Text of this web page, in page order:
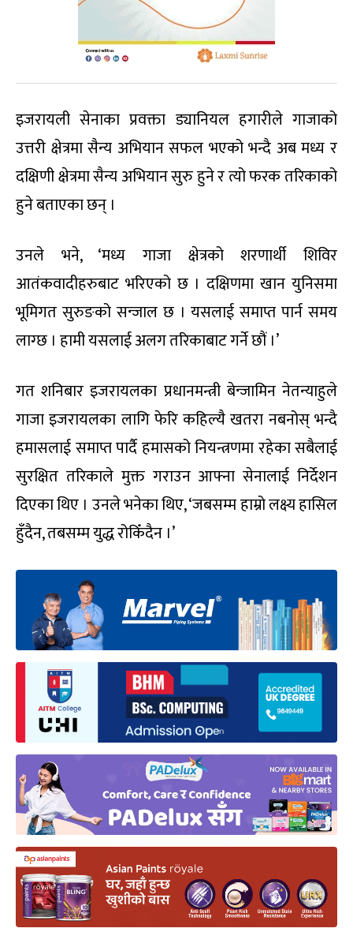
इजरायली सेनाका प्रवक्ता ड्यानियल हगारीले गाजाको
उत्तरी क्षेत्रमा सैन्य अभियान सफल भएको भन्दै अब मध्य र
दक्षिणी क्षेत्रमा सैन्य अभियान सुरु हुने र त्यो फरक तरिकाको
हुने बताएका छन् ।
उनले भने, ‘मध्य गाजा क्षेत्रको शरणार्थी शिविर
आतंकवादीहरुबाट भरिएको छ । दक्षिणमा खान युनिसमा
भूमिगत सुरुङको सन्जाल छ । यसलाई समाप्त पार्न समय
लाग्छ । हामी यसलाई अलग तरिकाबाट गर्ने छौं ।’
गत शनिबार इजरायलका प्रधानमन्त्री बेन्जामिन नेतन्याहुले
गाजा इजरायलका लागि फेरि कहिल्यै खतरा नबनोस् भन्दै
हमासलाई समाप्त पार्दै हमासको नियन्त्रणमा रहेका सबैलाई
सुरक्षित तरिकाले मुक्त गराउन आफ्ना सेनालाई निर्देशन
दिएका थिए । उनले भनेका थिए, ‘जबसम्म हाम्रो लक्ष्य हासिल
हुँदैन, तबसम्म युद्ध रोकिँदैन ।’